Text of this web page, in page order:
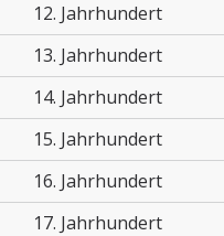
12. Jahrhundert
13. Jahrhundert
14. Jahrhundert
15. Jahrhundert
16. Jahrhundert
17. Jahrhundert